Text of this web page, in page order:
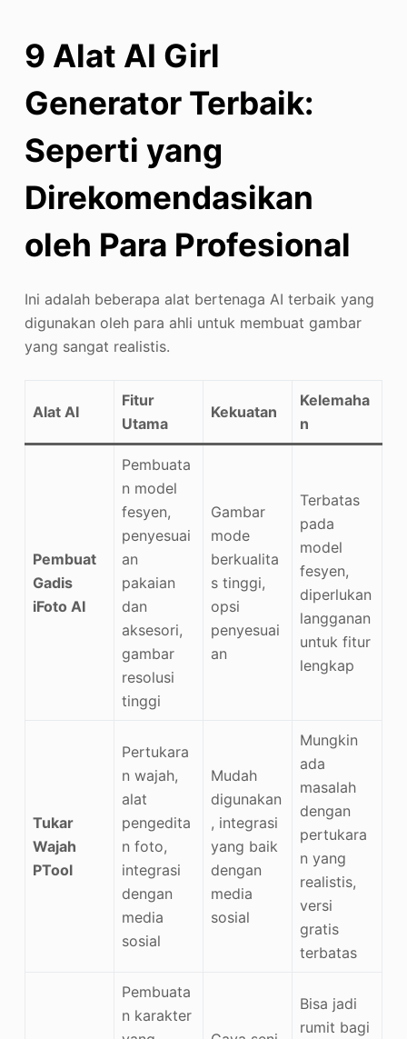
9 Alat AI Girl
Generator Terbaik:
Seperti yang
Direkomendasikan
oleh Para Profesional
Ini adalah beberapa alat bertenaga AI terbaik yang
digunakan oleh para ahli untuk membuat gambar
yang sangat realistis.
Alat AI
Fitur
Utama
Kekuatan
Kelemaha
n
Pembuat
Gadis
iFoto AI
Pembuata
n model
fesyen,
penyesuai
an
pakaian
dan
aksesori,
gambar
resolusi
tinggi
Gambar
mode
berkualita
s tinggi,
opsi
penyesuai
an
Terbatas
pada
model
fesyen,
diperlukan
langganan
untuk fitur
lengkap
Tukar
Wajah
PTool
Pertukara
n wajah,
alat
pengedita
n foto,
integrasi
dengan
media
sosial
Mudah
digunakan
, integrasi
yang baik
dengan
media
sosial
Mungkin
ada
masalah
dengan
pertukara
n yang
realistis,
versi
gratis
terbatas
Pembuata
n karakter
Bisa jadi
rumit bagi